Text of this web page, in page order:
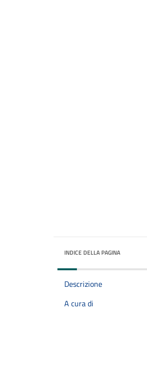
INDICE DELLA PAGINA
Descrizione
A cura di